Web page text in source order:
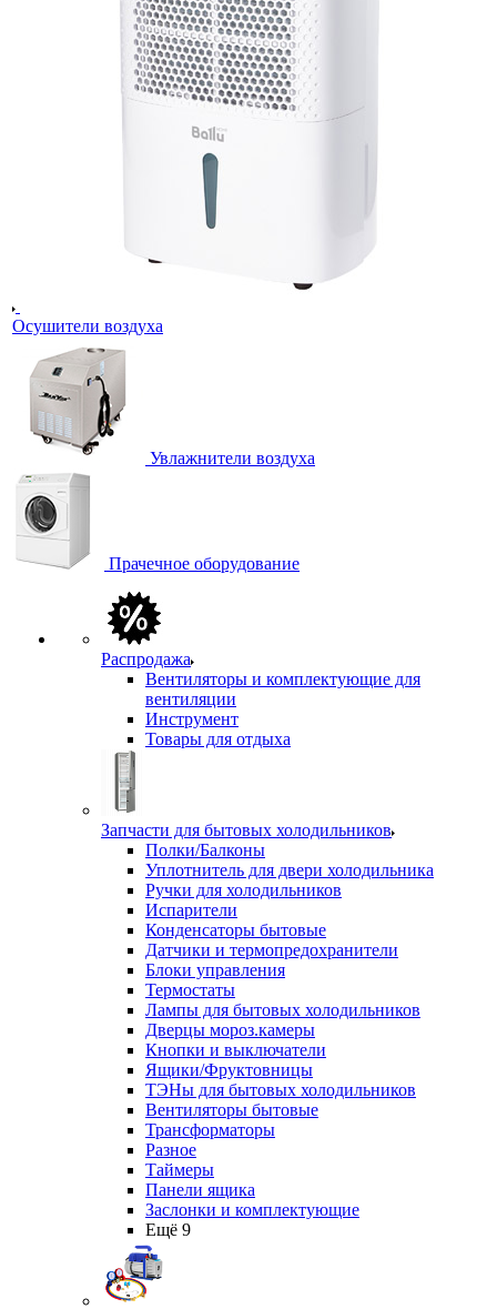
Осушители воздуха
Увлажнители воздуха
Прачечное оборудование
Распродажа
Вентиляторы и комплектующие для
вентиляции
Инструмент
Товары для отдыха
Запчасти для бытовых холодильников
Полки/Балконы
Уплотнитель для двери холодильника
Ручки для холодильников
Испарители
Конденсаторы бытовые
Датчики и термопредохранители
Блоки управления
Термостаты
Лампы для бытовых холодильников
Дверцы мороз.камеры
Кнопки и выключатели
Ящики/Фруктовницы
ТЭНы для бытовых холодильников
Вентиляторы бытовые
Трансформаторы
Разное
Таймеры
Панели ящика
Заслонки и комплектующие
Ещё 9